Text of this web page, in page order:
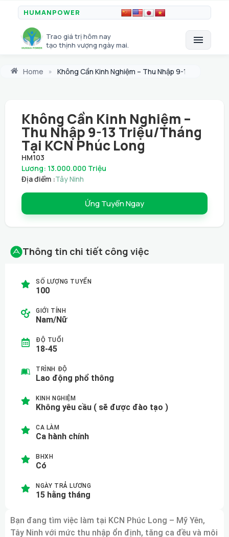
HUMANPOWER
Trao giá trị hôm nay
tạo thịnh vượng ngày mai.
menu
Home » Không Cần Kinh Nghiệm – Thu Nhập 9-13 Triệu/
Không Cần Kinh Nghiệm –
Thu Nhập 9-13 Triệu/Tháng
Tại KCN Phúc Long
HM103
Lương: 13.000.000 Triệu
Địa điểm :Tây Ninh
Ứng Tuyển Ngay
Thông tin chi tiết công việc
SỐ LƯỢNG TUYỂN
100
GIỚI TÍNH
Nam/Nữ
ĐỘ TUỔI
18-45
TRÌNH ĐỘ
Lao động phổ thông
KINH NGHIỆM
Không yêu cầu ( sẽ được đào tạo )
CA LÀM
Ca hành chính
BHXH
Có
NGÀY TRẢ LƯƠNG
15 hằng tháng
Bạn đang tìm việc làm tại KCN Phúc Long – Mỹ Yên,
Tây Ninh với mức thu nhập ổn định, tăng ca đều và môi